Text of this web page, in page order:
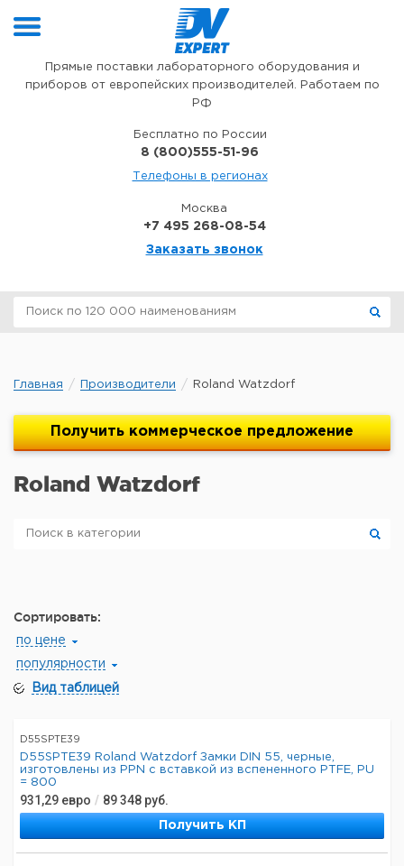
Прямые поставки лабораторного оборудования и
приборов от европейских производителей. Работаем по
РФ
Бесплатно по России
8 (800)555-51-96
Телефоны в регионах
Москва
+7 495 268-08-54
Заказать звонок
Главная Производители Roland Watzdorf
Получить коммерческое предложение
Roland Watzdorf
Сортировать:
по цене
популярности
Вид таблицей
D55SPTE39
D55SPTE39 Roland Watzdorf Замки DIN 55, черные,
изготовлены из PPN с вставкой из вспененного PTFE, PU
= 800
931,29 евро / 89 348 руб.
Получить КП